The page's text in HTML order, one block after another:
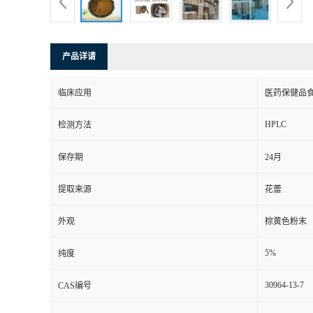
产品详请
临床应用 医药保健品
检测方法 HPLC
保存期 24月
提取来源 花蕾
外观 棕黄色粉末
纯度 5%
CAS编号 30964-13-7